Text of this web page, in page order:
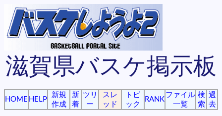
滋賀県バスケ掲示板
HOME HELP
新規
作成
新
着
ツリ
ー
スレ
ッド
トピ
ック
RANK
ファイル
一覧
検
索
過
去